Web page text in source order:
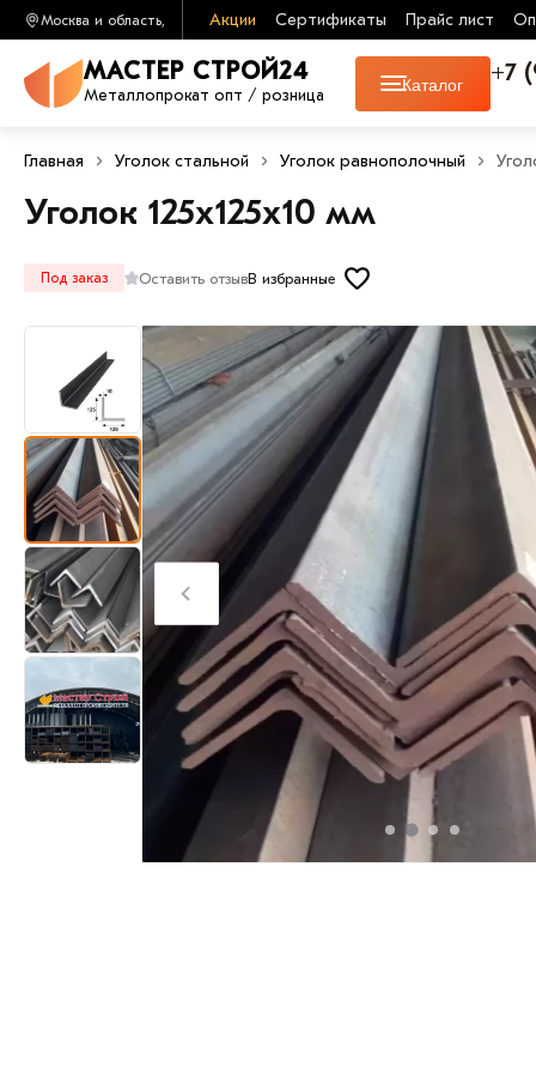
Москва и область, Акции Сертификаты Прайс лист
МАСТЕР СТРОЙ24
Металлопрокат опт / розница Каталог +7
Главная Уголок стальной Уголок равнополочный
Уголок 125х125х10 мм
Под заказ Оставить отзывВ избранные